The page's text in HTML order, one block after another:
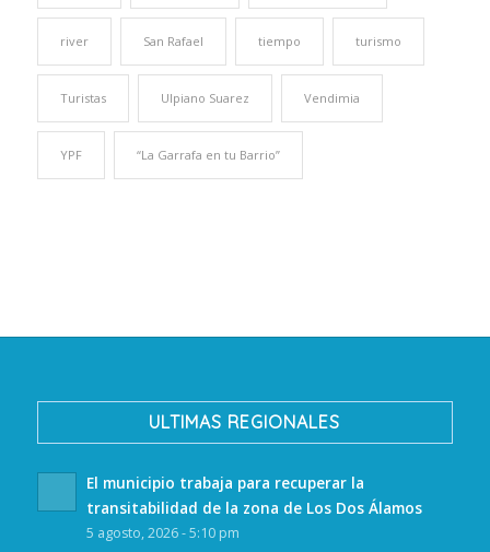
river San Rafael tiempo turismo
Turistas Ulpiano Suarez Vendimia
YPF “La Garrafa en tu Barrio”
ULTIMAS REGIONALES
El municipio trabaja para recuperar la
transitabilidad de la zona de Los Dos Álamos
5 agosto, 2026 - 5:10 pm